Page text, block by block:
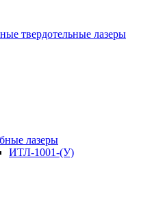
твердотельные лазеры
лазеры
ИТЛ-1001-(У)